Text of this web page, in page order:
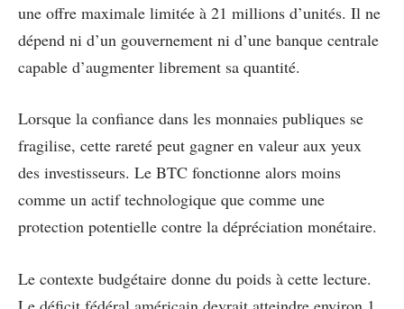
une offre maximale limitée à 21 millions d’unités. Il ne
dépend ni d’un gouvernement ni d’une banque centrale
capable d’augmenter librement sa quantité.
Lorsque la confiance dans les monnaies publiques se
fragilise, cette rareté peut gagner en valeur aux yeux
des investisseurs. Le BTC fonctionne alors moins
comme un actif technologique que comme une
protection potentielle contre la dépréciation monétaire.
Le contexte budgétaire donne du poids à cette lecture.